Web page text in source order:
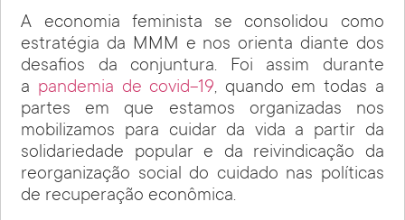
A economia feminista se consolidou como
estratégia da MMM e nos orienta diante dos
desafios da conjuntura. Foi assim durante
a pandemia de covid-19, quando em todas a
partes em que estamos organizadas nos
mobilizamos para cuidar da vida a partir da
solidariedade popular e da reivindicação da
reorganização social do cuidado nas políticas
de recuperação econômica.